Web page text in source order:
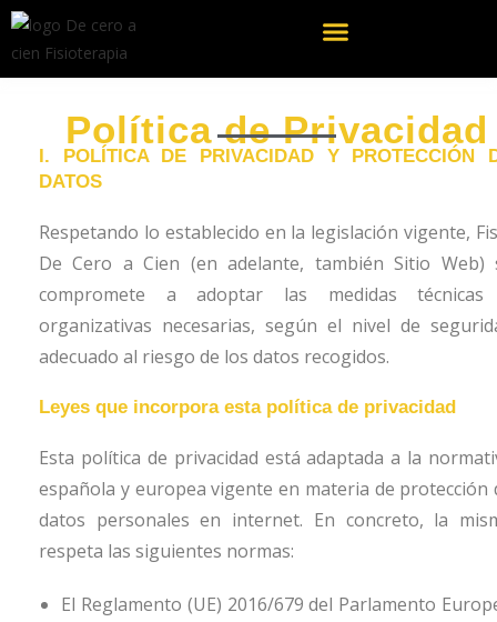
Política de Privacidad
I. POLÍTICA DE PRIVACIDAD Y PROTECCIÓN
DATOS
Respetando lo establecido en la legislación vigente,
De Cero a Cien (en adelante, también Sitio Web)
compromete a adoptar las medidas
organizativas necesarias, según el nivel de
adecuado al riesgo de los datos recogidos.
Leyes que incorpora esta política de privacidad
Esta política de privacidad está adaptada a la
española y europea vigente en materia de protección
datos personales en internet. En concreto, la
respeta las siguientes normas:
El Reglamento (UE) 2016/679 del Parlamento